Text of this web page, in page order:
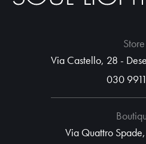
Store
Via Castello, 28 -
030
Via Quattro